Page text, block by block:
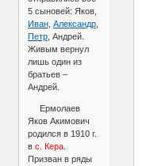
5 сыновей: Яков,
Иван, Александр,
Петр, Андрей.
Живым вернул
лишь один из
братьев –
Андрей.
Ермолаев
Яков Акимович
родился в 1910 г.
в с. Кера.
Призван в ряды